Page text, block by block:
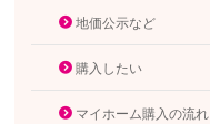
地価公示など
購入したい
マイホーム購入の流れ